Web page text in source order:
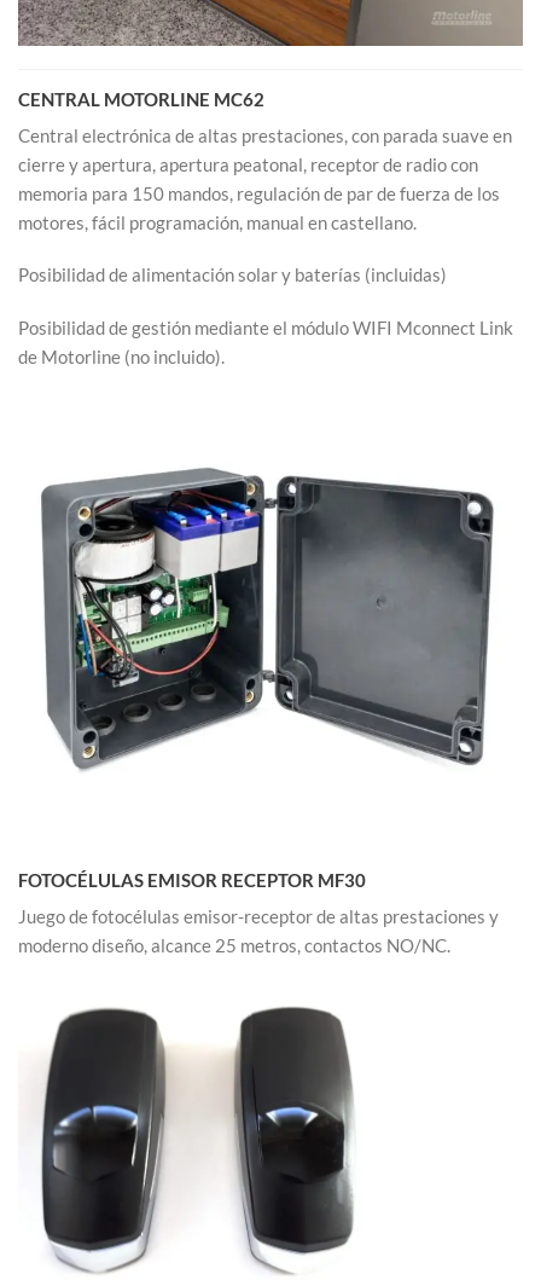
CENTRAL MOTORLINE MC62
Central electrónica de altas prestaciones, con parada suave en
cierre y apertura, apertura peatonal, receptor de radio con
memoria para 150 mandos, regulación de par de fuerza de los
motores, fácil programación, manual en castellano.
Posibilidad de alimentación solar y baterías (incluidas)
Posibilidad de gestión mediante el módulo WIFI Mconnect Link
de Motorline (no incluido).
FOTOCÉLULAS EMISOR RECEPTOR MF30
Juego de fotocélulas emisor-receptor de altas prestaciones y
moderno diseño, alcance 25 metros, contactos NO/NC.